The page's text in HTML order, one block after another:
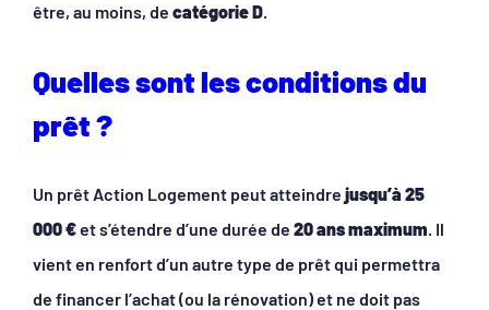
être, au moins, de catégorie D.
Quelles sont les conditions du
prêt ?
Un prêt Action Logement peut atteindre jusqu’à 25
000 €et s’étendre d’une durée de 20 ans maximum . Il
vient en renfort d’un autre type de prêt qui permettra
de financer l’achat (ou la rénovation) et ne doit pas